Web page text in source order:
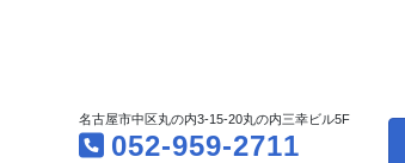
名古屋市中区丸の内3-15-20丸の内三幸ビル5F
052-959-2711